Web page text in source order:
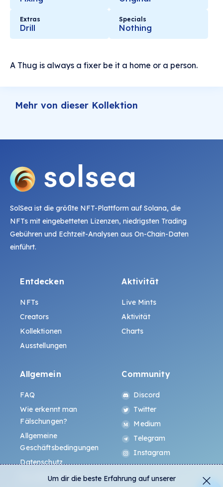
Extras
Drill
Specials
Nothing
A Thug is always a fixer be it a home or a person.
Mehr von dieser Kollektion
SolSea ist die größte NFT-Plattform auf Solana, die
NFTs mit eingebetteten Lizenzen, niedrigsten Trading
Gebühren und Echtzeit-Analysen aus On-Chain-Daten
einführt.
Entdecken
NFTs
Creators
Kollektionen
Ausstellungen
Aktivität
Live Mints
Aktivität
Charts
Allgemein
FAQ
Wie erkennt man
Fälschungen?
Allgemeine
Geschäftsbedingungen
Datenschutz
ALL.ART Protocol
Community
Discord
Twitter
Medium
Telegram
Instagram
Um dir die beste Erfahrung auf unserer